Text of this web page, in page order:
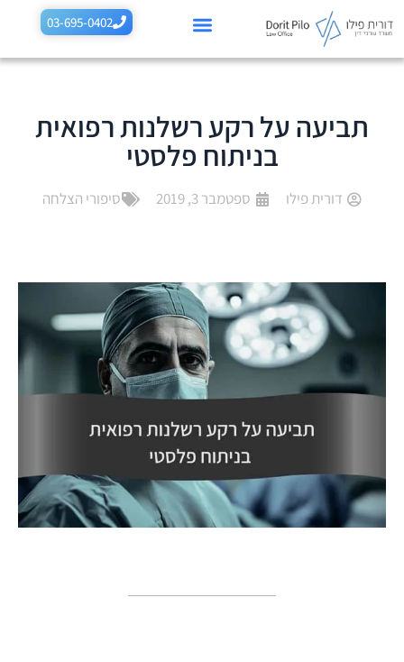
03-695-0402
תביעה על רקע רשלנות רפואית
בניתוח פלסטי
דורית פילו ספטמבר 3, 2019 סיפורי הצלחה